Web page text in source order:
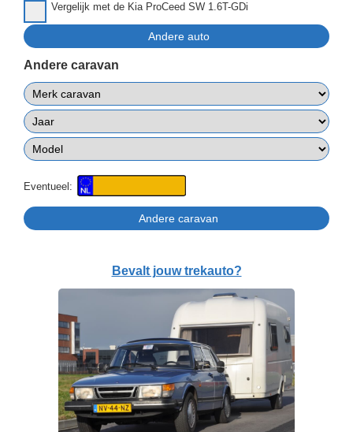
Vergelijk met de Kia ProCeed SW 1.6T-GDi
Andere caravan
Eventueel:
Bevalt jouw trekauto?